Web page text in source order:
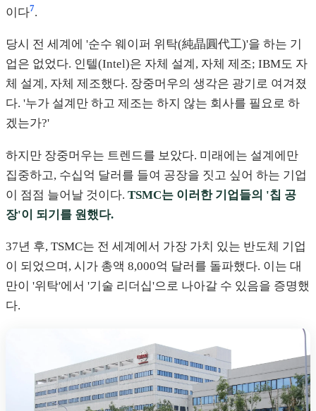
이다7.
당시 전 세계에 '순수 웨이퍼 위탁(純晶圓代工)'을 하는 기
업은 없었다. 인텔(Intel)은 자체 설계, 자체 제조; IBM도 자
체 설계, 자체 제조했다. 장중머우의 생각은 광기로 여겨졌
다. '누가 설계만 하고 제조는 하지 않는 회사를 필요로 하
겠는가?'
하지만 장중머우는 트렌드를 보았다. 미래에는 설계에만
집중하고, 수십억 달러를 들여 공장을 짓고 싶어 하는 기업
이 점점 늘어날 것이다. TSMC는 이러한 기업들의 '칩 공
장'이 되기를 원했다.
37년 후, TSMC는 전 세계에서 가장 가치 있는 반도체 기업
이 되었으며, 시가 총액 8,000억 달러를 돌파했다. 이는 대
만이 '위탁'에서 '기술 리더십'으로 나아갈 수 있음을 증명했
다.